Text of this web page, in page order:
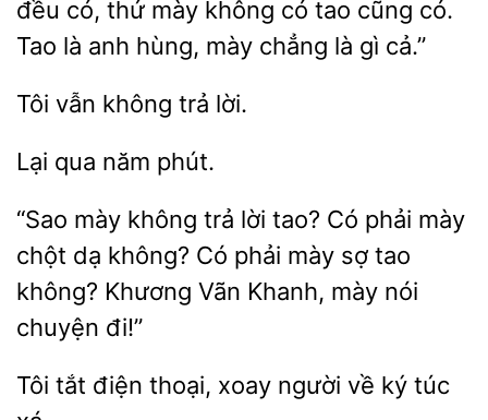
đều có, thứ mày không có tao cũng có.
Tao là anh
mày chẳng là gì
Tôi vẫn
năm
mày không trả lời tao? Có
mày
chột dạ không?
phải mày sợ tao
không? Khương Vãn Khanh, mày nói
chuyện đi!”
Tôi tắt điện
xoay người về